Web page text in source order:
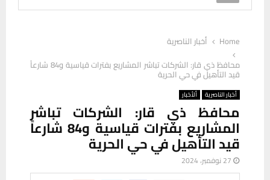
Home
أخبار الناصرية
محافظ ذي قار: الشركات تباشر المشاريع بفترات قياسية و84 شارعاً
قيد التأهيل في حي الحرية
أخبار الناصرية ألأخبار
محافظ ذي قار: الشركات تباشر
المشاريع بفترات قياسية و84 شارعاً
قيد التأهيل في حي الحرية
27 نوفمبر، 2024